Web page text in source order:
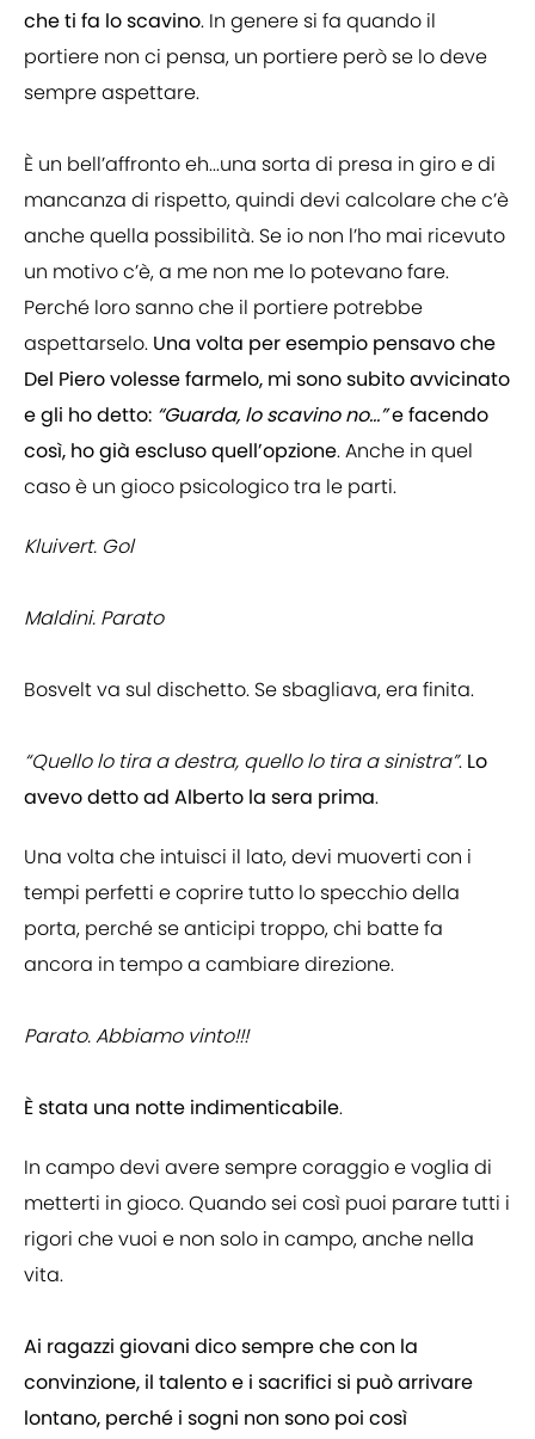
che ti fa lo scavino. In genere si fa quando il
portiere non ci pensa, un portiere però se lo deve
sempre aspettare.
È un bell’affronto eh...una sorta di presa in giro e di
mancanza di rispetto, quindi devi calcolare che c’è
anche quella possibilità. Se io non l’ho mai ricevuto
un motivo c’è, a me non me lo potevano fare.
Perché loro sanno che il portiere potrebbe
aspettarselo. Una volta per esempio pensavo che
Del Piero volesse farmelo, mi sono subito avvicinato
e gli ho detto: “Guarda, lo scavino no…”e facendo
così, ho già escluso quell’opzione. Anche in quel
caso è un gioco psicologico tra le parti.
Kluivert. Gol
Maldini. Parato
Bosvelt va sul dischetto. Se sbagliava, era finita.
“Quello lo tira a destra, quello lo tira a sinistra”. Lo
avevo detto ad Alberto la sera prima.
Una volta che intuisci il lato, devi muoverti con i
tempi perfetti e coprire tutto lo specchio della
porta, perché se anticipi troppo, chi batte fa
ancora in tempo a cambiare direzione.
Parato. Abbiamo vinto!!!
È stata una notte indimenticabile.
In campo devi avere sempre coraggio e voglia di
metterti in gioco. Quando sei così puoi parare tutti i
rigori che vuoi e non solo in campo, anche nella
vita.
Ai ragazzi giovani dico sempre che con la
convinzione, il talento e i sacrifici si può arrivare
lontano, perché i sogni non sono poi così